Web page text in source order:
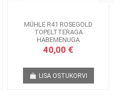
MÜHLE R41 ROSEGOLD
TOPELTTERAGA
HABEMENUGA
40,00 €
LISA OSTUKORVI